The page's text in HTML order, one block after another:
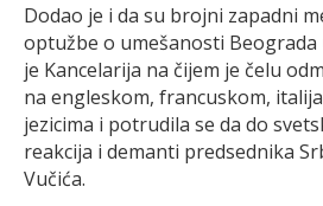
Dodao je i da su brojni zapadni
optužbe o umešanosti Beograda
je Kancelarija na čijem je čelu
na engleskom, francuskom,
jezicima i potrudila se da do
reakcija i demanti predsednika
Vučića.